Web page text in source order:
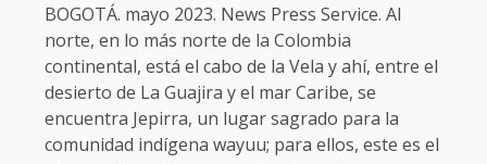
BOGOTÁ. mayo 2023. News Press Service. Al
norte, en lo más norte de la Colombia
continental, está el cabo de la Vela y ahí, entre el
desierto de La Guajira y el mar Caribe, se
encuentra Jepirra, un lugar sagrado para la
comunidad indígena wayuu; para ellos, este es el